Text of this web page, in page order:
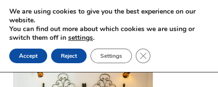
content
We are using cookies to give you the best experience on our
website.
You can find out more about which cookies we are using or
switch them off in settings.
Accept Reject Settings Close GDPR Cookie